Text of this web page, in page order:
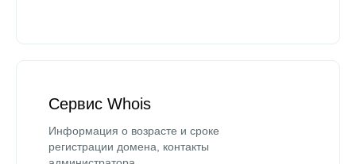
Сервис Whois
Информация о возрасте и сроке
регистрации домена, контакты